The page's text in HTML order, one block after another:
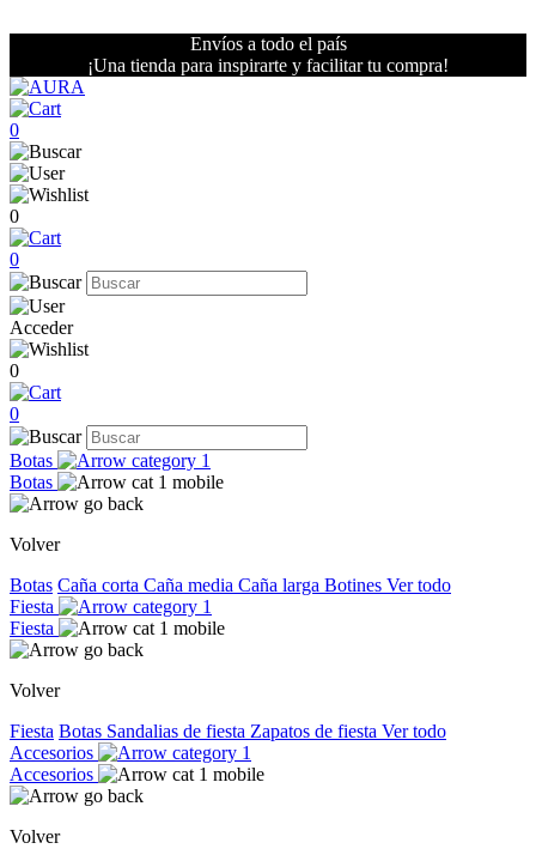
Envíos a todo el país
¡Una tienda para inspirarte y facilitar tu compra!
0
0
0
Acceder
0
0
Botas
Botas
Volver
Botas Caña corta Caña media Caña larga Botines Ver todo
Fiesta
Fiesta
Volver
Fiesta Botas Sandalias de fiesta Zapatos de fiesta Ver todo
Accesorios
Accesorios
Volver